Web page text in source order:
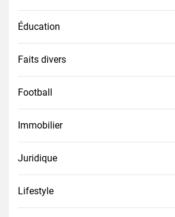
Éducation
Faits divers
Football
Immobilier
Juridique
Lifestyle